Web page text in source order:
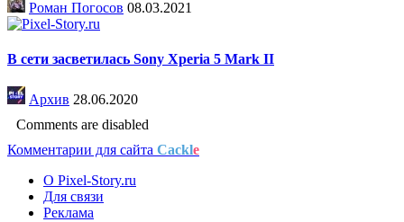
Роман Погосов 08.03.2021
В сети засветилась Sony Xperia 5 Mark II
Архив 28.06.2020
Comments are disabled
Комментарии для сайта Cackle
О Pixel-Story.ru
Для связи
Реклама